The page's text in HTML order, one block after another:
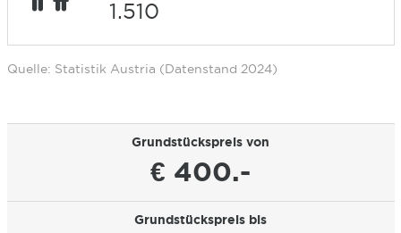
1.510
Quelle: Statistik Austria (Datenstand 2024)
Grundstückspreis von
€ 400.-
Grundstückspreis bis